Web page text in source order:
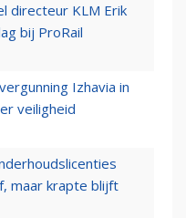
directeur KLM Erik
bij ProRail
Izhavia in
veiligheid
maar krapte blijft